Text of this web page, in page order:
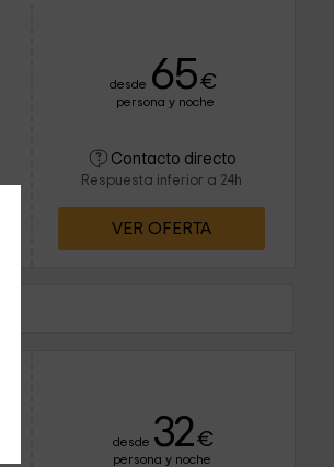
desde 65€
persona y noche
Contacto directo
Respuesta inferior a 24h
VER OFERTA
desde 32€
persona y noche